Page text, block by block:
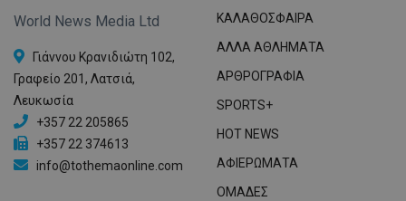
World News Media Ltd
Γιάννου Κρανιδιώτη 102,
Γραφείο 201, Λατσιά,
Λευκωσία
+357 22 205865
+357 22 374613
info@tothemaonline.com
ΚΑΛΑΘΟΣΦΑΙΡΑ
ΑΛΛΑ ΑΘΛΗΜΑΤΑ
ΑΡΘΡΟΓΡΑΦΙΑ
SPORTS+
HOT NEWS
ΑΦΙΕΡΩΜΑΤΑ
ΟΜΑΔΕΣ